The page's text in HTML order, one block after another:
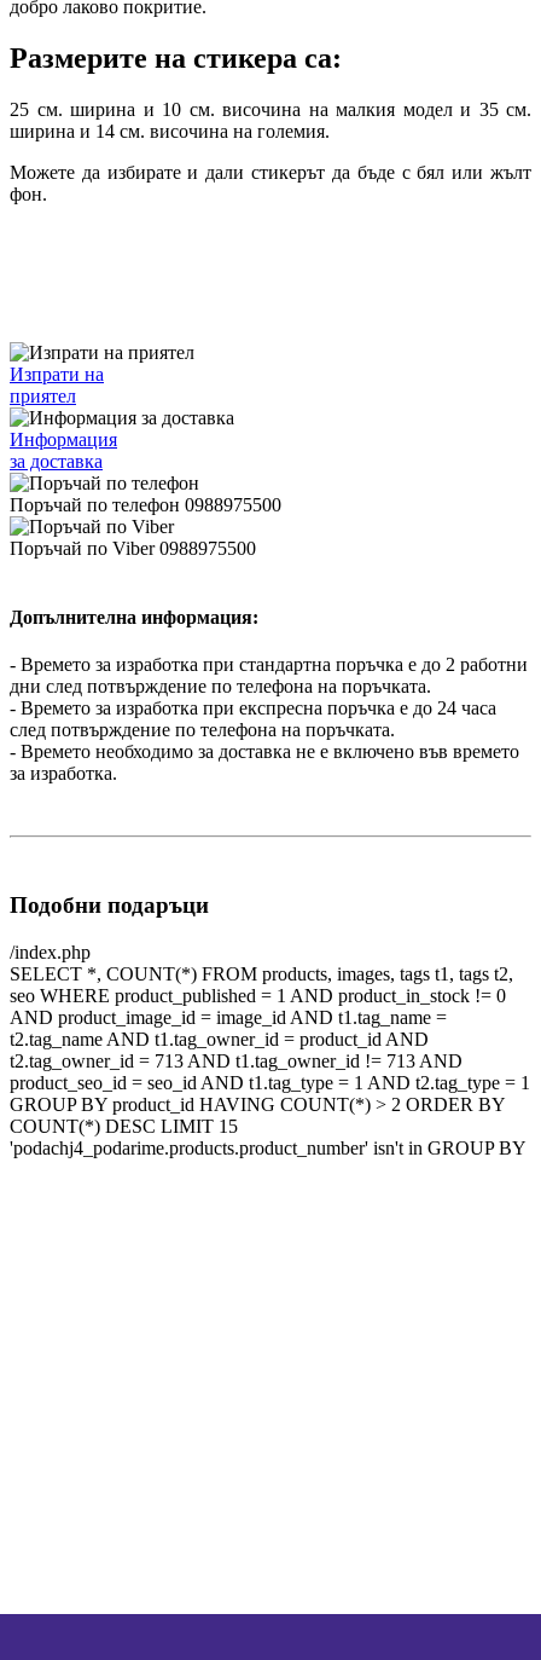
добро лаково покритие.
Размерите на стикера са:
25 см. ширина и 10 см. височина на малкия модел и 35 см.
ширина и 14 см. височина на големия.
Можете да избирате и дали стикерът да бъде с бял или жълт
фон.
Изпрати на
приятел
Информация
за доставка
Поръчай по телефон 0988975500
Поръчай по Viber 0988975500
Допълнителна информация:
- Времето за изработка при стандартна поръчка е до 2 работни
дни след потвърждение по телефона на поръчката.
- Времето за изработка при експресна поръчка е до 24 часа
след потвърждение по телефона на поръчката.
- Времето необходимо за доставка не е включено във времето
за изработка.
Подобни подаръци
/index.php
SELECT *, COUNT(*) FROM products, images, tags t1, tags t2,
seo WHERE product_published = 1 AND product_in_stock != 0
AND product_image_id = image_id AND t1.tag_name =
t2.tag_name AND t1.tag_owner_id = product_id AND
t2.tag_owner_id = 713 AND t1.tag_owner_id != 713 AND
product_seo_id = seo_id AND t1.tag_type = 1 AND t2.tag_type = 1
GROUP BY product_id HAVING COUNT(*) > 2 ORDER BY
COUNT(*) DESC LIMIT 15
'podachj4_podarime.products.product_number' isn't in GROUP BY